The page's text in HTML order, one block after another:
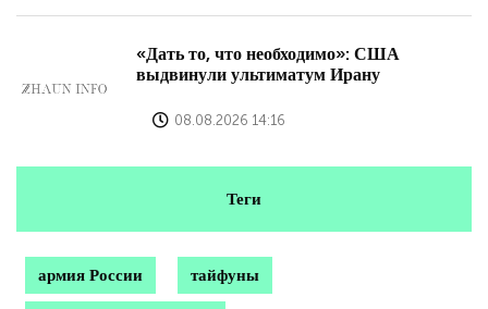
«Дать то, что необходимо»: США
выдвинули ультиматум Ирану
08.08.2026 14:16
Теги
армия России тайфуны